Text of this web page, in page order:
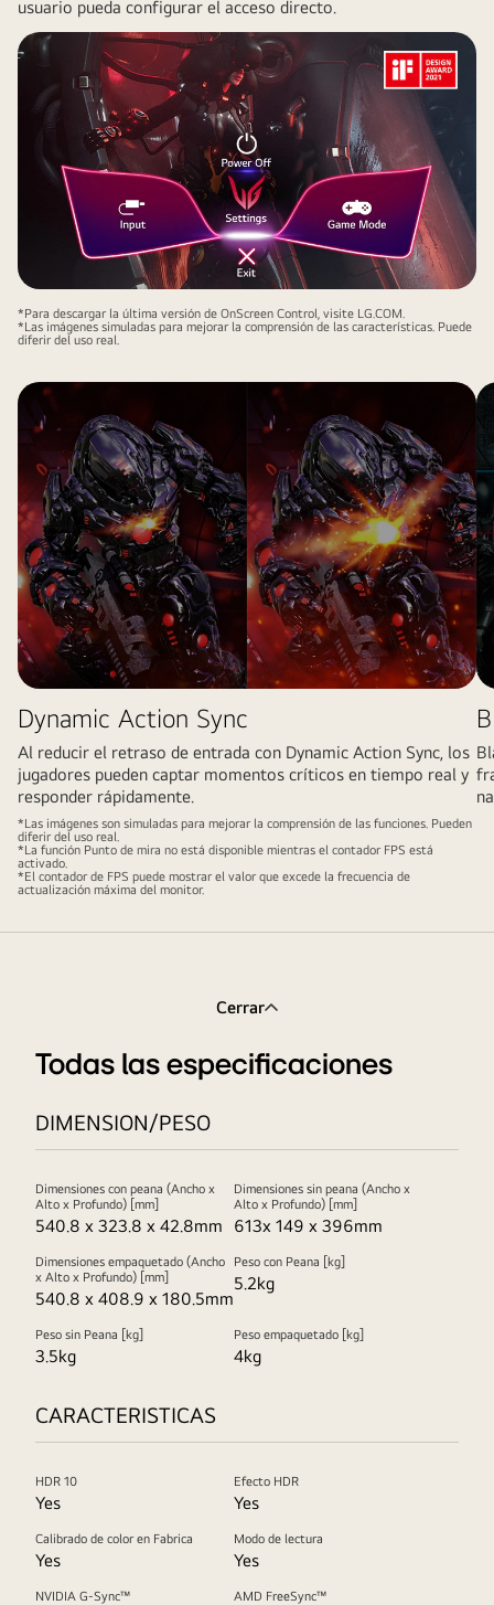
usuario pueda configurar el acceso directo.
*Para descargar la última versión de OnScreen Control, visite LG.COM.
*Las imágenes simuladas para mejorar la comprensión de las características. Puede
diferir del uso real.
Dynamic Action Sync
Al reducir el retraso de entrada con Dynamic Action Sync, los
jugadores pueden captar momentos críticos en tiempo real y
responder rápidamente.
*Las imágenes son simuladas para mejorar la comprensión de las funciones. Pueden
diferir del uso real.
*La función Punto de mira no está disponible mientras el contador FPS está
activado.
*El contador de FPS puede mostrar el valor que excede la frecuencia de
actualización máxima del monitor.
Cerrar
Todas las especificaciones
DIMENSION/PESO
Dimensiones con peana (Ancho x
Alto x Profundo) [mm]
540.8 x 323.8 x 42.8mm
Dimensiones sin peana (Ancho x
Alto x Profundo) [mm]
613x 149 x 396mm
Dimensiones empaquetado (Ancho
x Alto x Profundo) [mm]
540.8 x 408.9 x 180.5mm
Peso con Peana [kg]
5.2kg
Peso sin Peana [kg]
3.5kg
Peso empaquetado [kg]
4kg
CARACTERISTICAS
HDR 10
Yes
Efecto HDR
Yes
Calibrado de color en Fabrica
Yes
Modo de lectura
Yes
NVIDIA G-Sync™ AMD FreeSync™